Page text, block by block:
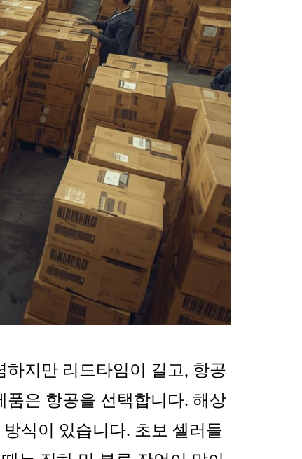
지만 리드타임이 길고, 항공
은 항공을 선택합니다. 해상
식이 있습니다. 초보 셀러들